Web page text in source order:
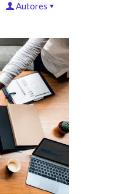
Autores